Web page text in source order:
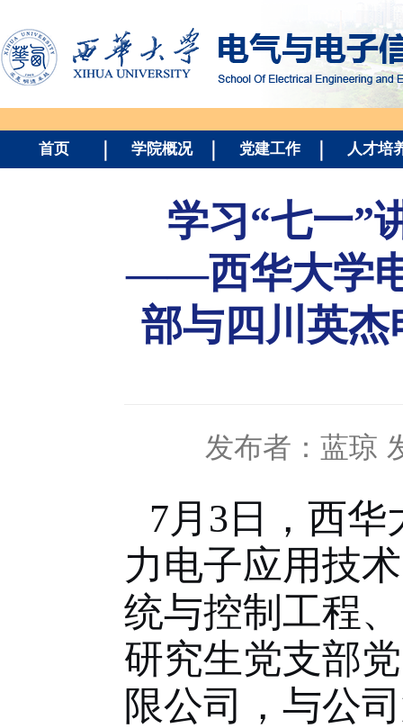
首页 学院概况 党建工作 人才培
学习“七一”
——西华大学
部与四川英
发布者：蓝琼
7月 3 日，西
力电子应用技
统与控制工程
研究生党支部
限公司，与公